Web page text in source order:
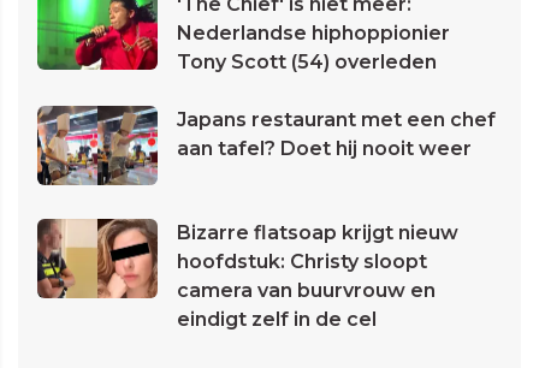
Nederlandse hiphoppionier
Tony Scott (54) overleden
Japans restaurant met een chef
aan tafel? Doet hij nooit weer
Bizarre flatsoap krijgt nieuw
hoofdstuk: Christy sloopt
camera van buurvrouw en
eindigt zelf in de cel